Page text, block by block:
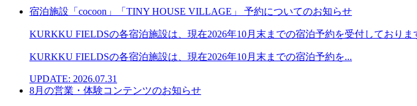
宿泊施設「cocoon」「TINY HOUSE VILLAGE」 予約についてのお知らせ
KURKKU FIELDSの各宿泊施設は、現在2026年10月末までの宿泊予約を受付しておりま
KURKKU FIELDSの各宿泊施設は、現在2026年10月末までの宿泊予約を...
UPDATE: 2026.07.31
8月の営業・体験コンテンツのお知らせ